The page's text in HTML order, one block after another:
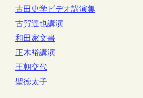
古田史学ビデオ講演集
古賀達也講演
和田家文書
正木裕講演
王朝交代
聖徳太子